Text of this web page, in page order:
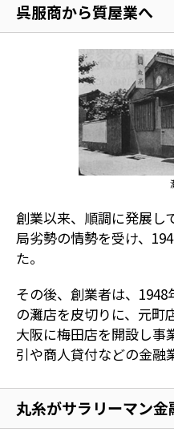
呉服商から質屋業へ
創業以来、順調に発展し
局劣勢の情勢を受け、
た。
その後、創業者は、
の灘店を皮切りに、元町
大阪に梅田店を開設し事
引や商人貸付などの金融
丸糸がサラリーマン金